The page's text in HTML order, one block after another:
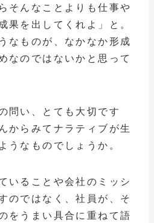
そんなことよりも仕事や
果を出してくれよ」と。
なものが、なかなか形成
なのではないかと思って
問い、とても大切です
からみてナラティブが生
うなものでしょうか。
いることや会社のミッシ
のではなく、社員が、そ
をうまい具合に重ねて語